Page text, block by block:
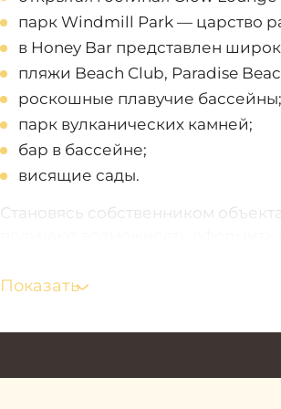
парк Windmill Park — царство
в Honey Bar представлен
пляжи Beach Club, Paradise
роскошные плавучие бассейны;
парк вулканических камней;
бар в бассейне;
висящие сады.
Становясь собственником
таунхауса получает возможность
Показать